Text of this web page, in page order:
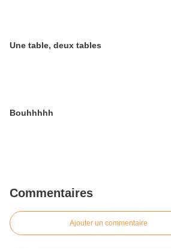
Une table, deux tables
Bouhhhhh
Commentaires
Ajouter un commentaire